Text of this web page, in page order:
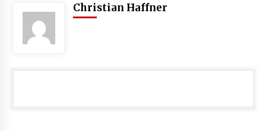
mai
Christian Haffner